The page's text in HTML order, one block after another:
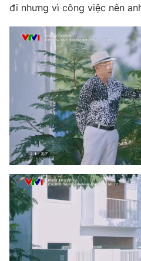
đi nhưng vì công việc nên